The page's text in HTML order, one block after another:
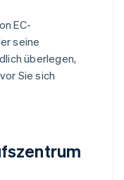
EC-
seine
überlegen,
Sie sich